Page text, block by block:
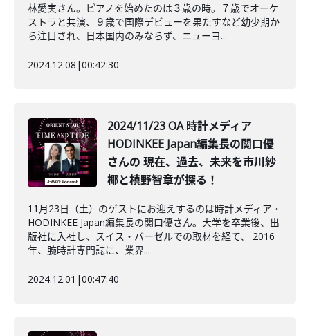
林愛実さん。ピアノを始めたのは３歳の時。７歳でオーケ
ストラと共演、９歳で国際デビューを果たすなど幼少期か
ら注目され、日本国内のみならず、ニューヨ...
2024.12.08 |00:42:30
2024/11/23 OA 時計メディア
HODINKEE Japan編集長の関口優
さんの 現在、過去、未来を市川紗
椰と槙野智章が探る！
11月23日（土）のゲストにお迎えするのは時計メディア・
HODINKEE Japan編集長の関口優さん。大学を卒業後、出
版社に入社し、スイス・バーゼルでの取材を経て、 2016
年、腕時計専門誌に、業界...
2024.12.01 |00:47:40